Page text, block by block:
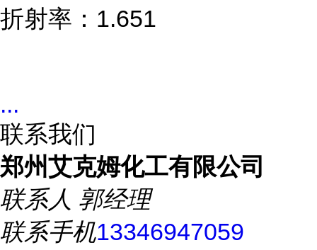
折射率：1.651
...
联系我们
郑州艾克姆化工有限公司
联系人 郭经理
联系手机13346947059